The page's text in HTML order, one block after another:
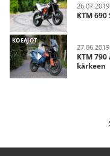
26.07.2019
KTM
KOEAJOT
27.06.2019
KTM
kärkeen